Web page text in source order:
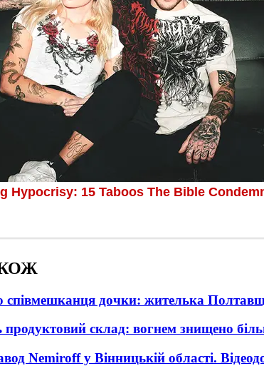
співмешканця дочки: жителька
продуктовий склад: вогнем знищено
Nemiroff у Вінницькій області.